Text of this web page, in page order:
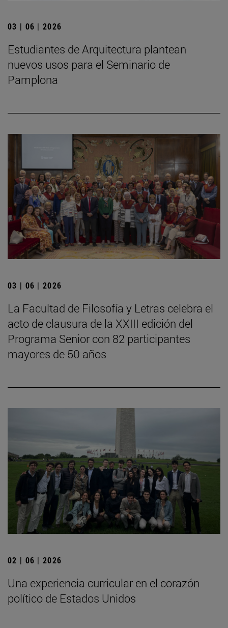
03 | 06 | 2026
Estudiantes de Arquitectura plantean
nuevos usos para el Seminario de
Pamplona
03 | 06 | 2026
La Facultad de Filosofía y Letras celebra el
acto de clausura de la XXIII edición del
Programa Senior con 82 participantes
mayores de 50 años
02 | 06 | 2026
Una experiencia curricular en el corazón
político de Estados Unidos